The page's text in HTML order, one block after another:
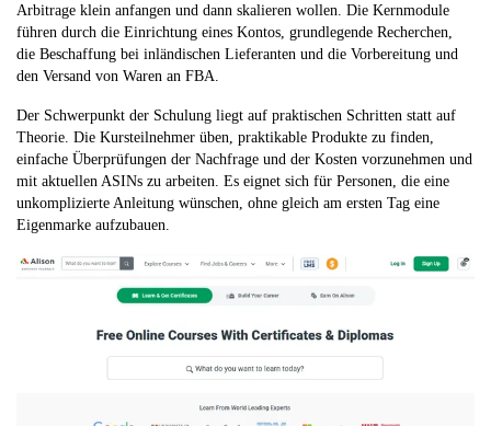
Arbitrage klein anfangen und dann skalieren wollen. Die Kernmodule
führen durch die Einrichtung eines Kontos, grundlegende Recherchen,
die Beschaffung bei inländischen Lieferanten und die Vorbereitung und
den Versand von Waren an FBA.
Der Schwerpunkt der Schulung liegt auf praktischen Schritten statt auf
Theorie. Die Kursteilnehmer üben, praktikable Produkte zu finden,
einfache Überprüfungen der Nachfrage und der Kosten vorzunehmen und
mit aktuellen ASINs zu arbeiten. Es eignet sich für Personen, die eine
unkomplizierte Anleitung wünschen, ohne gleich am ersten Tag eine
Eigenmarke aufzubauen.